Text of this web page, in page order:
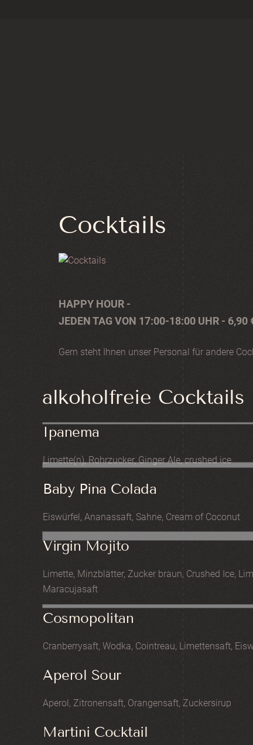
Cocktails
HAPPY HOUR -
JEDEN TAG VON 17:00-18:00 UHR - 6,90
Gern steht Ihnen unser Personal für andere
alkoholfreie Cocktails
Ipanema
Limette(n), Rohrzucker, Ginger Ale, crushed ice
Baby Pina Colada
Eiswürfel, Ananassaft, Sahne, Cream of Coconut
Virgin Mojito
Limette, Minzblätter, Zucker braun, Crushed Ice,
Maracujasaft
Cosmopolitan
Cranberrysaft, Wodka, Cointreau, Limettensaft,
Aperol Sour
Aperol, Zitronensaft, Orangensaft, Zuckersirup
Martini Cocktail